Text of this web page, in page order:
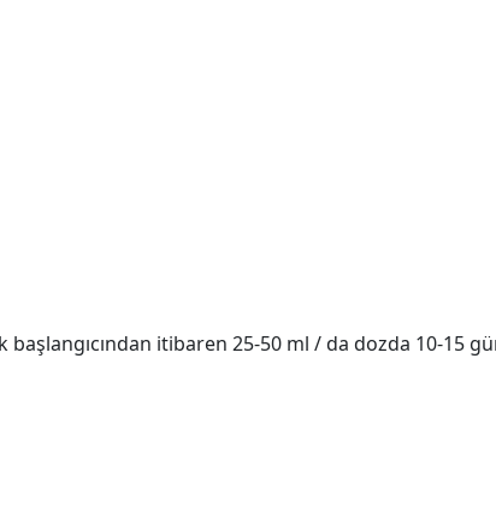
başlangıcından itibaren 25-50 ml / da dozda 10-15